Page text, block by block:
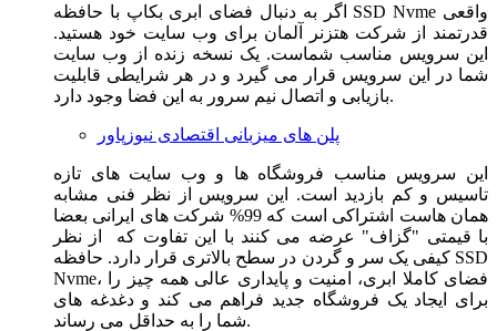
اگر به دنبال فضای ابری بکاپ با حافظه SSD Nvme واقعی
قدرتمند از شرکت هتزنر آلمان برای وب سایت خود هستید.
این سرویس مناسب شماست. یک نسخه زنده از وب سایت
شما در این سرویس قرار می گیرد و در هر شرایطی قابلیت
بازیابی و اتصال نیم سرور به این فضا وجود دارد.
پلن های میزبانی اقتصادی نیوزپاور
این سرویس مناسب فروشگاه ها و وب سایت های تازه
تاسیس و کم بازدید است. این سرویس از نظر فنی مشابه
همان هاست اشتراکی است که 99% شرکت های ایرانی بعضا
با قیمتی "گزاف" عرضه می کنند با این تفاوت که از نظر
کیفی یک سر و گردن در سطح بالاتری قرار دارد. حافظه SSD
Nvme، فضای کاملا ابری، امنیت و پایداری عالی همه چیز را
برای ایجاد یک فروشگاه جدید فراهم می کند و دغدغه های
شما را به حداقل می رساند.